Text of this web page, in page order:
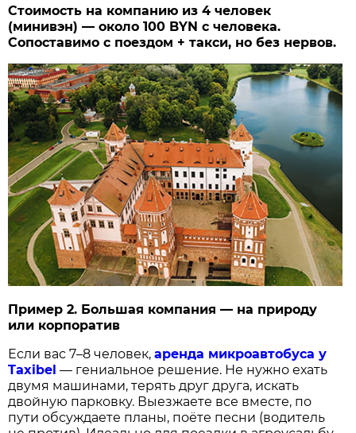
Стоимость на компанию из 4 человек
(минивэн) — около 100 BYN с человека.
Сопоставимо с поездом + такси, но без нервов.
Пример 2. Большая компания — на природу
или корпоратив
Если вас 7–8 человек,аренда микроавтобуса у
Taxibel — гениальное решение. Не нужно ехать
двумя машинами, терять друг друга, искать
двойную парковку. Выезжаете все вместе, по
пути обсуждаете планы, поёте песни (водитель